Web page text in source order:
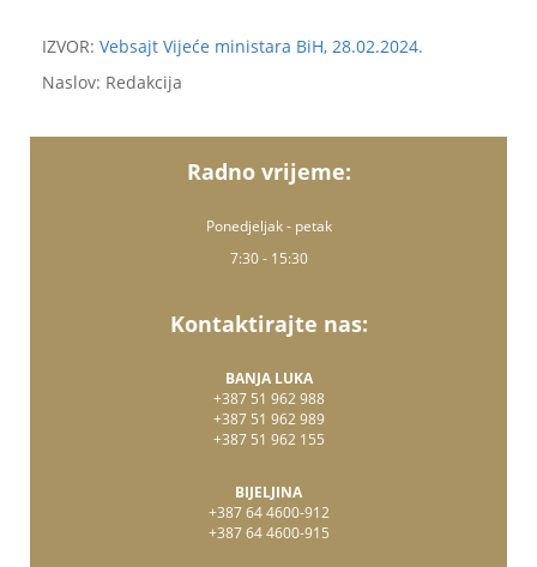
IZVOR: Vebsajt Vijeće ministara BiH, 28.02.2024.
Naslov: Redakcija
Radno vrijeme:
Ponedjeljak - petak
7:30 - 15:30
Kontaktirajte nas:
BANJA LUKA
+387 51 962 988
+387 51 962 989
+387 51 962 155
BIJELJINA
+387 64 4600-912
+387 64 4600-915